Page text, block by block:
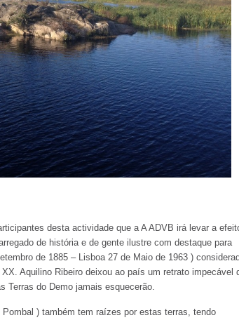
desta actividade que a A ADVB irá levar a
de história e de gente ilustre com destaque para
de 1885 – Lisboa 27 de Maio de 1963 )
Aquilino Ribeiro deixou ao país um retrato impecável
Terras do Demo jamais esquecerão.
) também tem raízes por estas terras, tendo